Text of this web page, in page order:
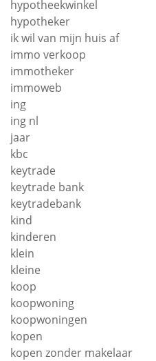
hypotheekwinkel
hypotheker
ik wil van mijn huis af
immo verkoop
immotheker
immoweb
ing
ing nl
jaar
kbc
keytrade
keytrade bank
keytradebank
kind
kinderen
klein
kleine
koop
koopwoning
koopwoningen
kopen
kopen zonder makelaar